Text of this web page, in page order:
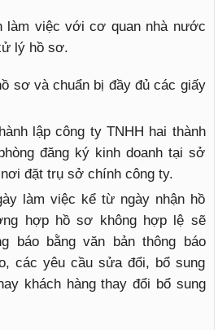
làm việc với cơ quan nhà nước
lý hồ sơ.
sơ và chuẩn bị đầy đủ các giấy
lập công ty TNHH hai thành
đăng ký kinh doanh tại sở
đặt trụ sở chính công ty.
làm việc kể từ ngày nhận hồ
hợp hồ sơ không hợp lệ sẽ
báo bằng văn bản thông báo
các yêu cầu sửa đổi, bổ sung
khách hàng thay đổi bổ sung